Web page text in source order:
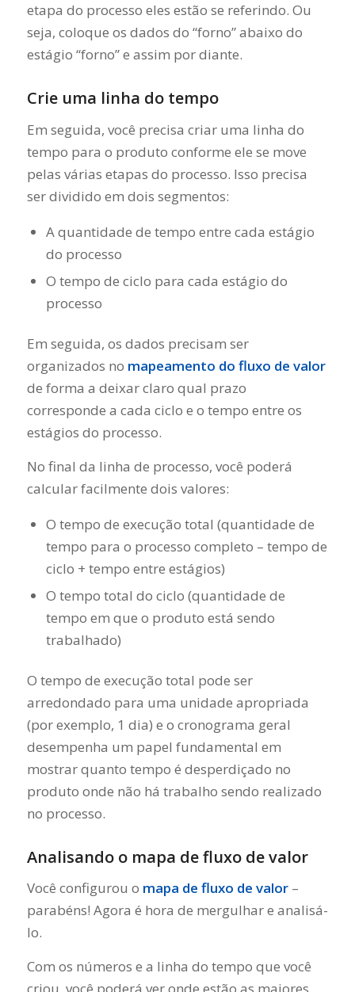
etapa do processo eles estão se referindo. Ou
seja, coloque os dados do “forno” abaixo do
estágio “forno” e assim por diante.
Crie uma linha do tempo
Em seguida, você precisa criar uma linha do
tempo para o produto conforme ele se move
pelas várias etapas do processo. Isso precisa
ser dividido em dois segmentos:
A quantidade de tempo entre cada estágio
do processo
O tempo de ciclo para cada estágio do
processo
Em seguida, os dados precisam ser
organizados no mapeamento do fluxo de valor
de forma a deixar claro qual prazo
corresponde a cada ciclo e o tempo entre os
estágios do processo.
No final da linha de processo, você poderá
calcular facilmente dois valores:
O tempo de execução total (quantidade de
tempo para o processo completo – tempo de
ciclo + tempo entre estágios)
O tempo total do ciclo (quantidade de
tempo em que o produto está sendo
trabalhado)
O tempo de execução total pode ser
arredondado para uma unidade apropriada
(por exemplo, 1 dia) e o cronograma geral
desempenha um papel fundamental em
mostrar quanto tempo é desperdiçado no
produto onde não há trabalho sendo realizado
no processo.
Analisando o mapa de fluxo de valor
Você configurou o mapa de fluxo de valor–
parabéns! Agora é hora de mergulhar e analisá-
lo.
Com os números e a linha do tempo que você
criou, você poderá ver onde estão as maiores